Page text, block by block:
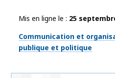
Mis en ligne le
25
Thématiques
Communication et
publique et politique